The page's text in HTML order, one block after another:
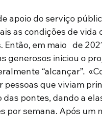
apoio do serviço
as condições de vida
Então, em maio de
generosos iniciou o
“alcançar”.
pessoas que viviam
das pontes, dando a
por semana. Após um